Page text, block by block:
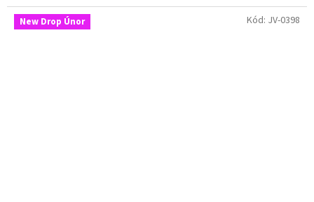
New Drop Únor Kód: JV-0398